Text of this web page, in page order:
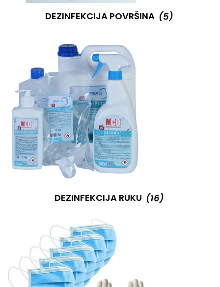
DEZINFEKCIJA POVRŠINA (5)
DEZINFEKCIJA RUKU (16)